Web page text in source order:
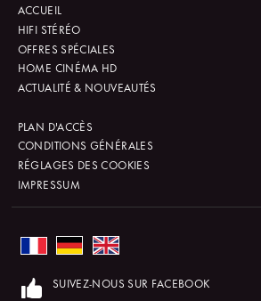
ACCUEIL
HIFI STÉRÉO
OFFRES SPÉCIALES
HOME CINÉMA HD
ACTUALITÉ & NOUVEAUTÉS
PLAN D'ACCÈS
CONDITIONS GÉNÉRALES
RÉGLAGES DES COOKIES
IMPRESSUM
SUIVEZ-NOUS SUR FACEBOOK